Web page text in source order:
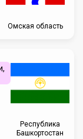
Омская область
Республика
Башкортостан